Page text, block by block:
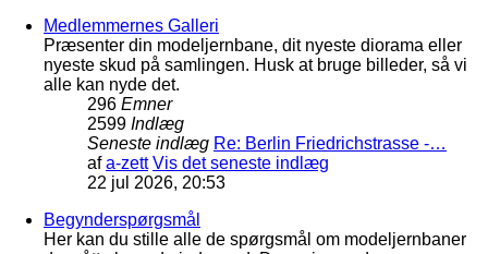
Medlemmernes Galleri
Præsenter din modeljernbane, dit nyeste diorama eller
nyeste skud på samlingen. Husk at bruge billeder, så vi
alle kan nyde det.
296 Emner
2599 Indlæg
Seneste indlæg Re: Berlin Friedrichstrasse -…
afa-zett Vis det seneste indlæg
22 jul 2026, 20:53
Begynderspørgsmål
Her kan du stille alle de spørgsmål om modeljernbaner